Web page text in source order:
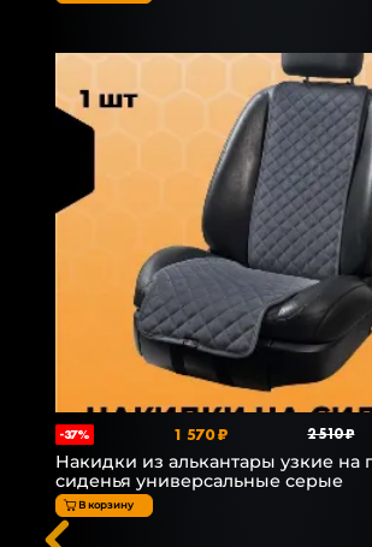
-37% 1 570 ₽ 2 510 ₽
Накидки из алькантары узкие на
сиденья универсальные серые
В корзину